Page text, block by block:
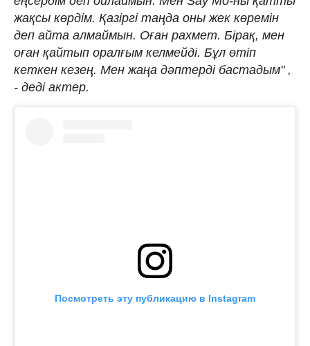
жақсы көрдім. Қазіргі таңда оны жек көремін
деп айта алмаймын. Оған рахмет. Бірақ, мен
оған қайтып оралғым келмейді. Бұл өтіп
кеткен кезең. Мен жаңа дәптерді бастадым" ,
- деді актер.
Посмотреть эту публикацию в Instagram